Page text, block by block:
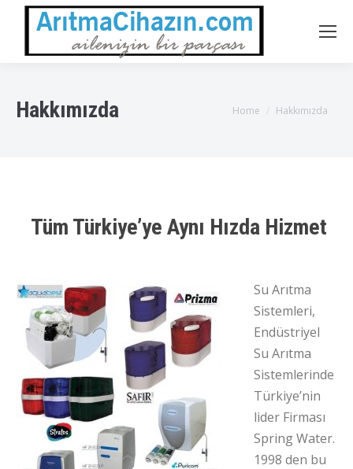
Hakkımızda You are here:
Home Hakkımızda
Tüm Türkiye’ye Aynı Hızda Hizmet
Su Arıtma
Sistemleri,
Endüstriyel
Su Arıtma
Sistemlerinde
Türkiye’nin
lider Firması
Spring Water.
1998 den bu